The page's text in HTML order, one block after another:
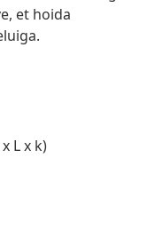
et hoida
L x k)